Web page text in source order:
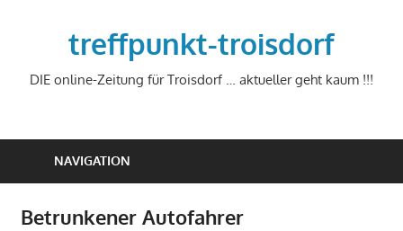
treffpunkt-troisdorf
DIE online-Zeitung für Troisdorf … aktueller geht kaum !!!
NAVIGATION
Betrunkener Autofahrer